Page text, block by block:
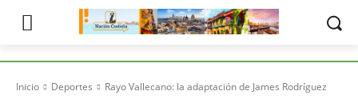
Inicio Deportes Rayo Vallecano: la adaptación de James Rodríguez